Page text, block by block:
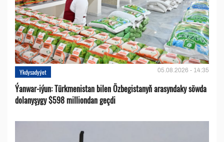
Ykdysadyýet 05.08.2026 - 14:35
Ýanwar-iýun: Türkmenistan bilen Özbegistanyň arasyndaky söwda
dolanyşygy $598 milliondan geçdi